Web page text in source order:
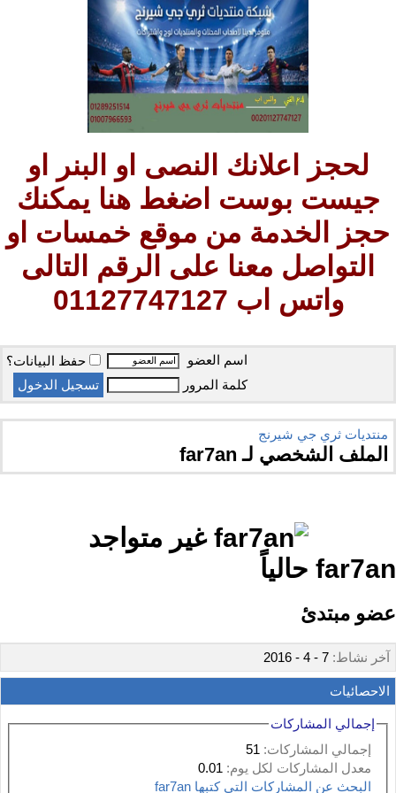
لحجز اعلانك النصى او البنر او
جيست بوست اضغط هنا يمكنك
حجز الخدمة من موقع خمسات او
التواصل معنا على الرقم التالى
واتس اب 01127747127
اسم العضو
حفظ البيانات؟
كلمة المرور
منتديات ثري جي شيرنج
الملف الشخصي لـ far7an
far7an
عضو مبتدئ
آخر نشاط:
الاحصائيات
إجمالي المشاركات
إجمالي المشاركات:
معدل المشاركات لكل يوم:
البحث عن المشاركات التي كتبها far7an